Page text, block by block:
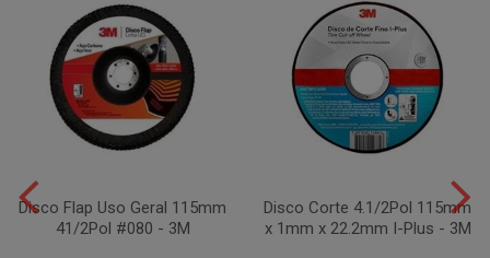
Disco Flap Uso Geral 115mm
41/2Pol #080 - 3M
Disco Corte 4.1/2Pol 115mm
x 1mm x 22.2mm I-Plus - 3M